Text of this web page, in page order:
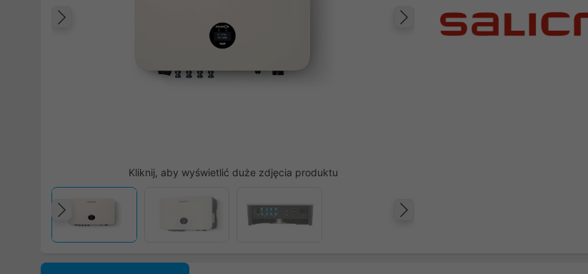
Następny
Kliknij, aby wyświetlić duże zdjęcia produktu
Poprzedni